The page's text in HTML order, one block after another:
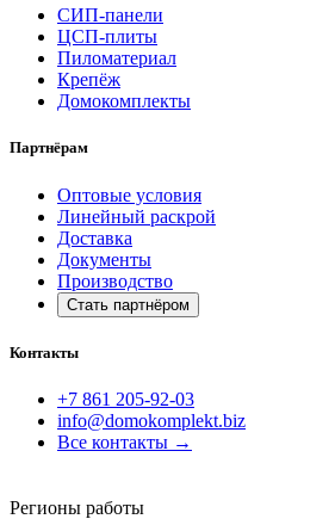
СИП-панели
ЦСП-плиты
Пиломатериал
Крепёж
Домокомплекты
Партнёрам
Оптовые условия
Линейный раскрой
Доставка
Документы
Производство
Стать партнёром
Контакты
+7 861 205-92-03
info@domokomplekt.biz
Все контакты →
Регионы работы